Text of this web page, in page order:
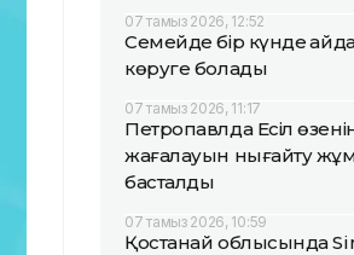
07 тамыз 2026, 12:52
Семейде бір күнде
көруге болады
07 тамыз 2026, 11:17
Петропавлда Есіл
жағалауын нығайту
басталды
07 тамыз 2026, 10:59
Қостанай облысында